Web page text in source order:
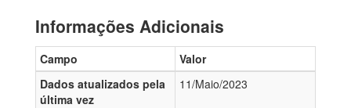
Informações Adicionais
Campo
Valor
Dados atualizados pela
última vez
11/Maio/2023